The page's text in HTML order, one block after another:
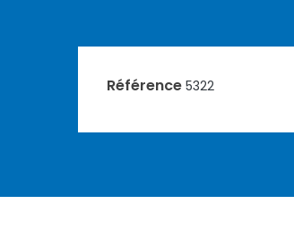
Référence 5322